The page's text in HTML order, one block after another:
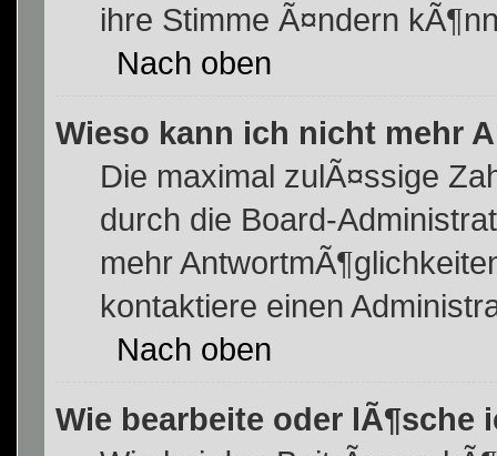
ihre Stimme Ã¤ndern
Nach oben
Wieso kann ich nicht mehr
Die maximal zulÃ¤ssige
durch die Board-
mehr
kontaktiere einen
Nach oben
Wie bearbeite oder lÃ¶sche